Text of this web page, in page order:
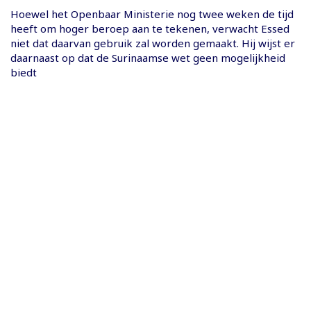
Hoewel het Openbaar Ministerie nog twee weken de tijd
heeft om hoger beroep aan te tekenen, verwacht Essed
niet dat daarvan gebruik zal worden gemaakt. Hij wijst er
daarnaast op dat de Surinaamse wet geen mogelijkheid
biedt